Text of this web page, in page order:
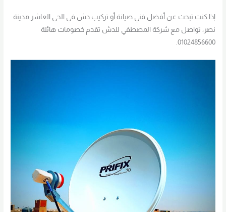
إذا كنت تبحث عن أفضل فني صيانة أو تركيب دش في الحي العاشر مدينة
نصر، تواصل مع شركة المصطفي للدش تقدم خصومات هائلة
01024856600.